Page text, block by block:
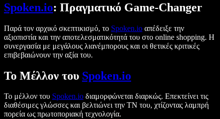
Spoken.io: Πραγματικό Game-Changer
Παρά τον αρχικό σκεπτικισμό, το Spoken.io απέδειξε την
αξιοπιστία και την αποτελεσματικότητά του στο online shopping. Η
συνεργασία με μεγάλους λιανέμπορους και οι θετικές κριτικές
επιβεβαιώνουν την αξία του.
Το Μέλλον του Spoken.io
Το μέλλον του Spoken.io διαμορφώνεται διαρκώς. Επεκτείνει τις
διαθέσιμες γλώσσες και βελτιώνει την ΤΝ του, χτίζοντας λαμπρή
πορεία ως πρωτοποριακή τεχνολογία.